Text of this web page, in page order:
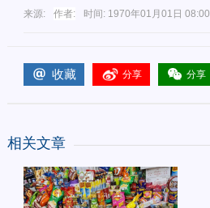
来源: 作者: 时间: 1970年01月01日 08:00
收藏 分享 分享
相关文章